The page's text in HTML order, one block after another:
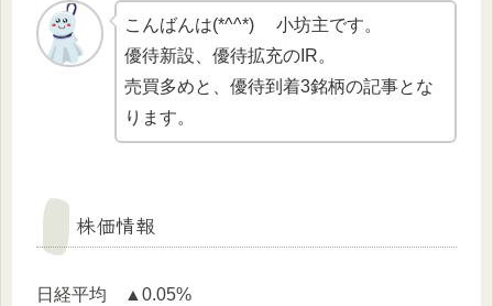
こんばんは(*^^*) 小坊主です。
優待新設、優待拡充のIR。
売買多めと、優待到着3銘柄の記事とな
ります。
株価情報
日経平均 ▲0.05%